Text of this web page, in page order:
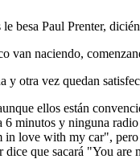
Paul Prenter,
van naciendo,
otra vez quedan
ellos están
minutos y ninguna
with my car", pero
que sacará "You